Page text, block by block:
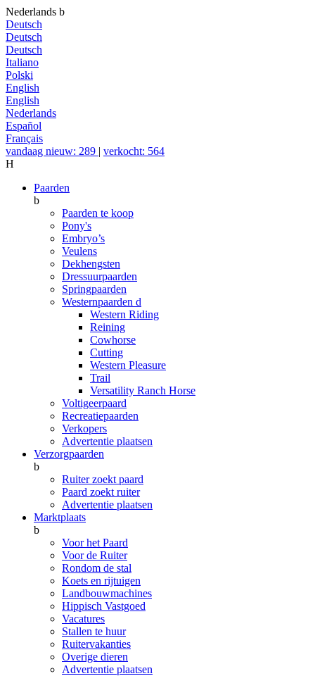
Nederlands b
Deutsch
Deutsch
Deutsch
Italiano
Polski
English
English
Nederlands
Español
Français
vandaag nieuw: 289 | verkocht: 564
H
Paarden
b
Paarden te koop
Pony's
Embryo’s
Veulens
Dekhengsten
Dressuurpaarden
Springpaarden
Westernpaarden d
Western Riding
Reining
Cowhorse
Cutting
Western Pleasure
Trail
Versatility Ranch Horse
Voltigeerpaard
Recreatiepaarden
Verkopers
Advertentie plaatsen
Verzorgpaarden
b
Ruiter zoekt paard
Paard zoekt ruiter
Advertentie plaatsen
Marktplaats
b
Voor het Paard
Voor de Ruiter
Rondom de stal
Koets en rijtuigen
Landbouwmachines
Hippisch Vastgoed
Vacatures
Stallen te huur
Ruitervakanties
Overige dieren
Advertentie plaatsen